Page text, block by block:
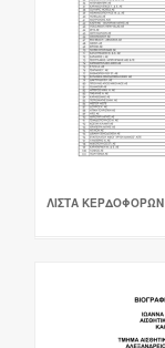
ΛΙΣΤΑ